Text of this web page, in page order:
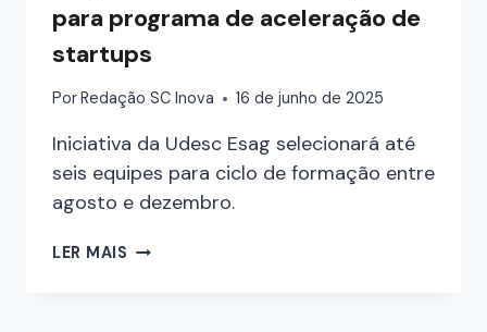
para programa de aceleração de
startups
Por Redação SC Inova 16 de junho de 2025
Iniciativa da Udesc Esag selecionará até
seis equipes para ciclo de formação entre
agosto e dezembro.
LER MAIS